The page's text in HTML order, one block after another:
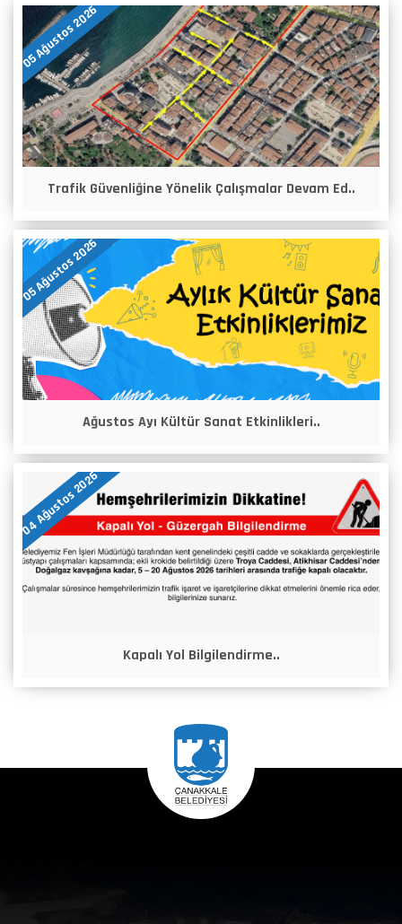
05 Ağustos 2026
Trafik Güvenliğine Yönelik Çalışmalar Devam Ed..
05 Ağustos 2026
Ağustos Ayı Kültür Sanat Etkinlikleri..
04 Ağustos 2026
Kapalı Yol Bilgilendirme..